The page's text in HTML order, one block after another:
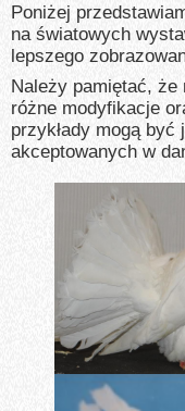
Poniżej
na światowych
lepszego
Należy pamiętać,
różne modyfikacje
przykłady mogą
akceptowanych w